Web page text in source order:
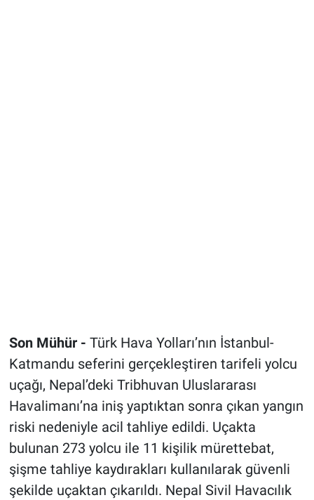
Son Mühür - Türk Hava Yolları’nın İstanbul-
Katmandu seferini gerçekleştiren tarifeli yolcu
uçağı, Nepal’deki Tribhuvan Uluslararası
Havalimanı’na iniş yaptıktan sonra çıkan yangın
riski nedeniyle acil tahliye edildi. Uçakta
bulunan 273 yolcu ile 11 kişilik mürettebat,
şişme tahliye kaydırakları kullanılarak güvenli
şekilde uçaktan çıkarıldı. Nepal Sivil Havacılık